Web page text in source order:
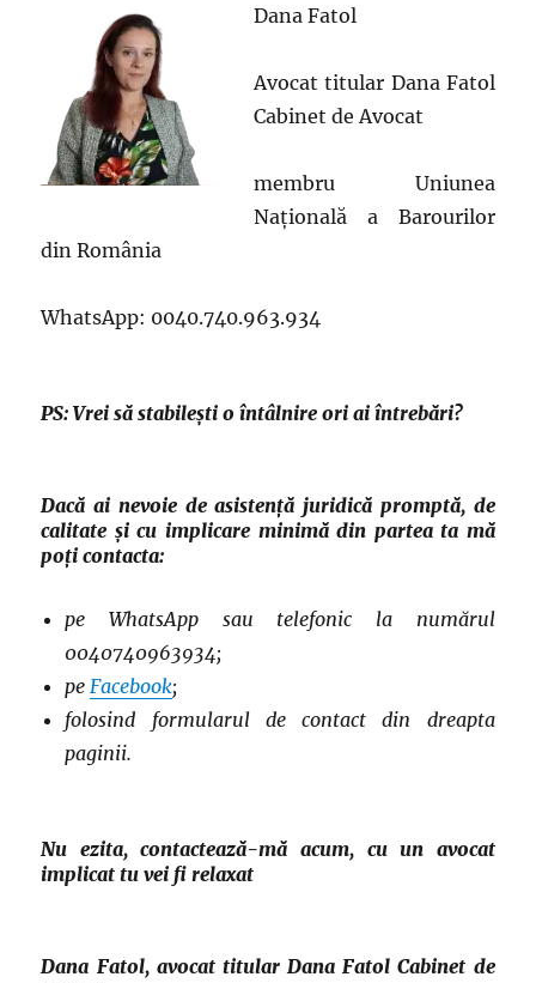
Dana Fatol
Avocat titular Dana Fatol
Cabinet de Avocat
membru Uniunea
Națională a Barourilor
din România
WhatsApp: 0040.740.963.934
PS: Vrei să stabilești o întâlnire ori ai întrebări?
Dacă ai nevoie de asistență juridică promptă, de
calitate și cu implicare minimă din partea ta mă
poți contacta:
pe WhatsApp sau telefonic la numărul
0040740963934;
peFacebook;
folosind formularul de contact din dreapta
paginii.
Nu ezita, contactează-mă acum, cu un avocat
implicat tu vei fi relaxat
Dana Fatol, avocat titular Dana Fatol Cabinet de